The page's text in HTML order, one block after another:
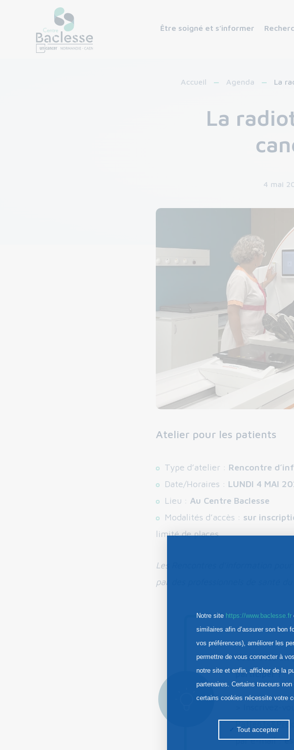
Être soigné et s’informer
Accueil Agenda La
La
4 mai
Atelier pour les patients
Type d’atelier : Rencontre
Date/Horaires : LUNDI 4 MAI
Lieu : Au Centre Baclesse
Modalités d’accès : sur
limité de places
Les Rencontres d’information
par des professionnels de santé
Vous êtes un
participer ?
par e-mail :
Notre site https://www.baclesse.fr
similaires afin d’assurer son bon
vos préférences), améliorer les
permettre de vous connecter à
notre site et enfin, afficher de la
partenaires. Certains traceurs
certains cookies nécessite votre
Tout accepter